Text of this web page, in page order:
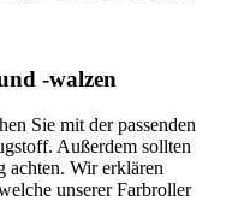
-walzen
Sie mit der passenden
Außerdem sollten
achten. Wir erklären
unserer Farbroller